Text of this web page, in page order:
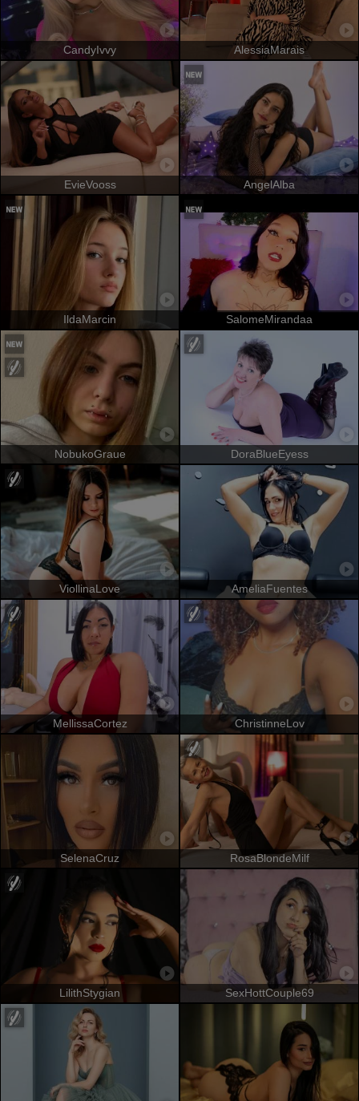
CandyIvvy AlessiaMarais
EvieVooss AngelAlba
IldaMarcin SalomeMirandaa
NobukoGraue DoraBlueEyess
ViollinaLove AmeliaFuentes
MellissaCortez ChristinneLov
SelenaCruz RosaBlondeMilf
LilithStygian SexHottCouple69